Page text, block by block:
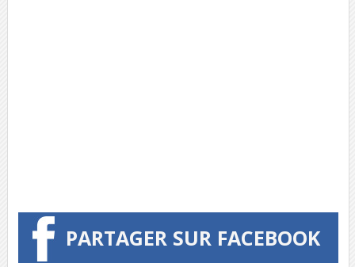
PARTAGER SUR FACEBOOK